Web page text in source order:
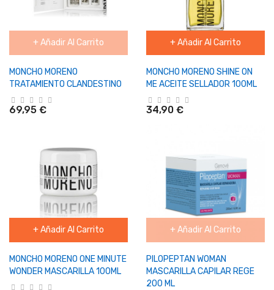
+ Añadir Al Carrito
MONCHO MORENO
TRATAMIENTO CLANDESTINO
69,95 €
+ Añadir Al Carrito
MONCHO MORENO SHINE ON
ME ACEITE SELLADOR 100ML
34,90 €
+ Añadir Al Carrito
MONCHO MORENO ONE MINUTE
WONDER MASCARILLA 100ML
+ Añadir Al Carrito
PILOPEPTAN WOMAN
MASCARILLA CAPILAR REGE
200 ML